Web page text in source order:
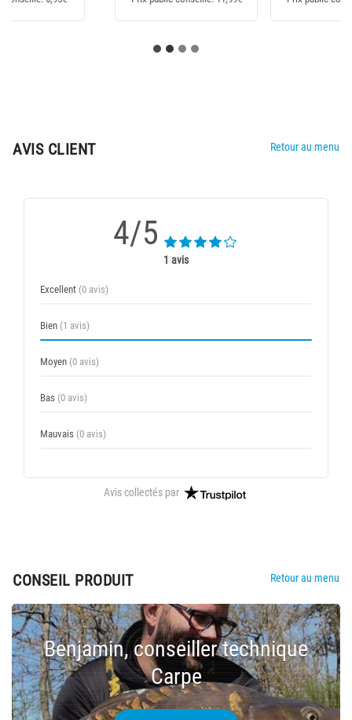
AVIS CLIENT Retour au menu
4/5
1 avis
Excellent (0 avis)
Bien (1 avis)
Moyen (0 avis)
Bas (0 avis)
Mauvais (0 avis)
Avis collectés par
CONSEIL PRODUIT Retour au menu
Benjamin, conseiller technique
Carpe